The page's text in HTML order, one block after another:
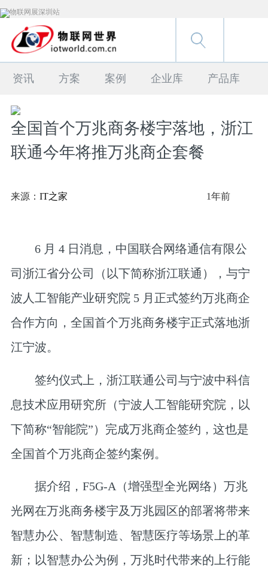
资讯 方案 案例 企业库 产品库
全国首个万兆商务楼宇落地，浙江
联通今年将推万兆商企套餐
来源： IT之家 1年前
6 月 4 日消息，中国联合网络通信有限公
司浙江省分公司（以下简称浙江联通），与宁
波人工智能产业研究院 5 月正式签约万兆商企
合作方向，全国首个万兆商务楼宇正式落地浙
江宁波。
签约仪式上，浙江联通公司与宁波中科信
息技术应用研究所（宁波人工智能研究院，以
下简称“智能院”）完成万兆商企签约，这也是
全国首个万兆商企签约案例。
据介绍，F5G-A（增强型全光网络）万兆
光网在万兆商务楼宇及万兆园区的部署将带来
智慧办公、智慧制造、智慧医疗等场景上的革
新；以智慧办公为例，万兆时代带来的上行能